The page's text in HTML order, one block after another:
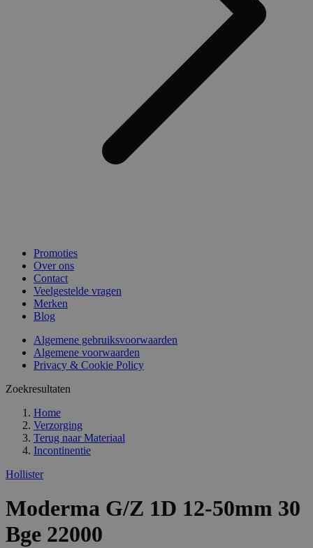
Promoties
Over ons
Contact
Veelgestelde vragen
Merken
Blog
Algemene gebruiksvoorwaarden
Algemene voorwaarden
Privacy & Cookie Policy
Zoekresultaten
Home
Verzorging
Terug naar Materiaal
Incontinentie
Hollister
Moderma G/Z 1D 12-50mm 30
Bge 22000